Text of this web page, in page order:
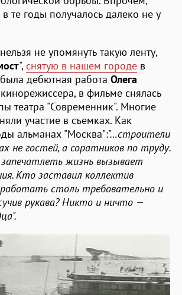
те годы получалось далеко не у
не упомянуть такую ленту,
", снятую в нашем городе в
дебютная работа Олега
в фильме снялась
театра "Современник". Многие
участие в съемках. Как
альманах "Москва":"…строители
не гостей, а соратников по труду.
жизнь вызывает
Кто заставил коллектив
работать столь требовательно и
рукава? Никто и ничто —